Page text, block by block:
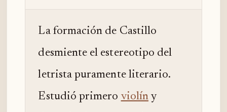
La formación de Castillo
desmiente el estereotipo del
letrista puramente literario.
Estudió primero violíny